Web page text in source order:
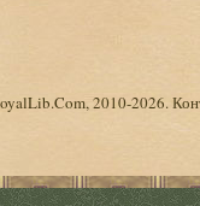
2010-2026.